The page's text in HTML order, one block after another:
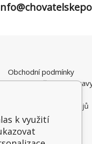
Obchodní podmínky
Ceny a možnosti
Ochrana osobních údajů
Reklamační řád
k využití